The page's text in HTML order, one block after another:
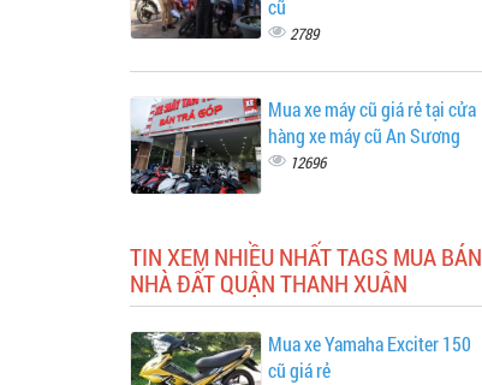
cũ
2789
Mua xe máy cũ giá rẻ tại cửa
hàng xe máy cũ An Sương
12696
TIN XEM NHIỀU NHẤT TAGS MUA BÁN
NHÀ ĐẤT QUẬN THANH XUÂN
Mua xe Yamaha Exciter 150
cũ giá rẻ